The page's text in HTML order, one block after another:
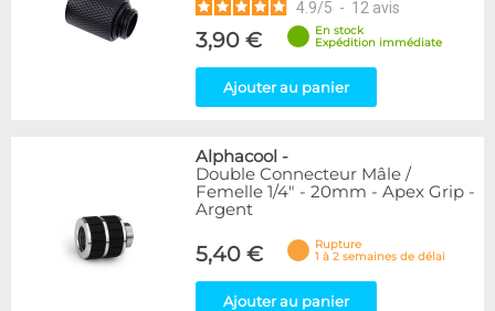
4.9/5 - 12 avis
3,90 €
En stock
Expédition immédiate
Ajouter au panier
Alphacool -
Double Connecteur Mâle /
Femelle 1/4" - 20mm - Apex Grip -
Argent
5,40 €
Rupture
1 à 2 semaines de délai
Ajouter au panier